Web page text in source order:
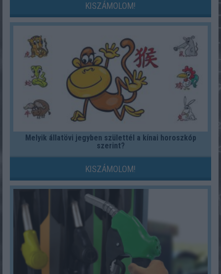
KISZÁMOLOM!
Melyik állatövi jegyben születtél a kínai horoszkóp
szerint?
KISZÁMOLOM!